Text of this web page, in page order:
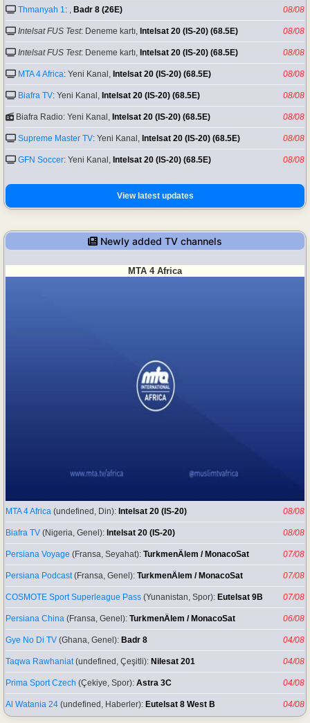
Thmanyah 1: , Badr 8 (26E) 08/08
Intelsat FUS Test: Deneme kartı, Intelsat 20 (IS-20) (68.5E) 08/08
Intelsat FUS Test: Deneme kartı, Intelsat 20 (IS-20) (68.5E) 08/08
MTA 4 Africa: Yeni Kanal, Intelsat 20 (IS-20) (68.5E) 08/08
Biafra TV: Yeni Kanal, Intelsat 20 (IS-20) (68.5E) 08/08
Biafra Radio: Yeni Kanal, Intelsat 20 (IS-20) (68.5E) 08/08
Supreme Master TV: Yeni Kanal, Intelsat 20 (IS-20) (68.5E) 08/08
GFN Soccer: Yeni Kanal, Intelsat 20 (IS-20) (68.5E) 08/08
View latest updates
Newly added TV channels
MTA 4 Africa
MTA 4 Africa (undefined, Din): Intelsat 20 (IS-20) 08/08
Biafra TV (Nigeria, Genel): Intelsat 20 (IS-20) 08/08
Persiana Voyage (Fransa, Seyahat): TurkmenÄlem / MonacoSat 07/08
Persiana Podcast(Fransa, Genel): TurkmenÄlem / MonacoSat 07/08
COSMOTE Sport Superleague Pass (Yunanistan, Spor): Eutelsat 9B 07/08
Persiana China (Fransa, Genel): TurkmenÄlem / MonacoSat 06/08
Gye No Di TV (Ghana, Genel): Badr 8 04/08
Taqwa Rawhaniat(undefined, Çeşitli): Nilesat 201 04/08
Prima Sport Czech (Çekiye, Spor): Astra 3C 04/08
Al Watania 24 (undefined, Haberler): Eutelsat 8 West B 04/08